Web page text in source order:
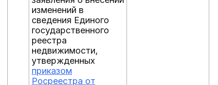
изменений в
сведения Единого
государственного
реестра
недвижимости,
утвержденных
приказом
Росреестра от